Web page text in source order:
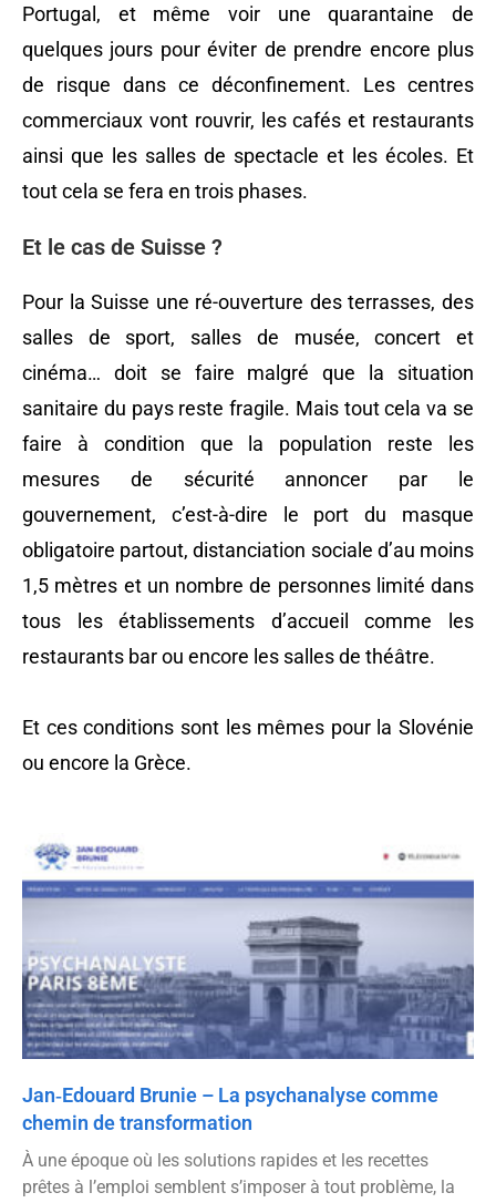
Portugal, et même voir une quarantaine de
quelques jours pour éviter de prendre encore plus
de risque dans ce déconfinement. Les centres
commerciaux vont rouvrir, les cafés et restaurants
ainsi que les salles de spectacle et les écoles. Et
tout cela se fera en trois phases.
Et le cas de Suisse ?
Pour la Suisse une ré-ouverture des terrasses, des
salles de sport, salles de musée, concert et
cinéma… doit se faire malgré que la situation
sanitaire du pays reste fragile. Mais tout cela va se
faire à condition que la population reste les
mesures de sécurité annoncer par le
gouvernement, c’est-à-dire le port du masque
obligatoire partout, distanciation sociale d’au moins
1,5 mètres et un nombre de personnes limité dans
tous les établissements d’accueil comme les
restaurants bar ou encore les salles de théâtre.
Et ces conditions sont les mêmes pour la Slovénie
ou encore la Grèce.
Jan‑Edouard Brunie – La psychanalyse comme
chemin de transformation
À une époque où les solutions rapides et les recettes
prêtes à l’emploi semblent s’imposer à tout problème, la